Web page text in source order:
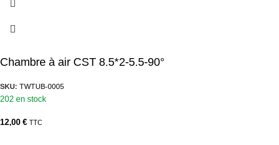
Chambre à air CST 8.5*2-5.5-90°
SKU: TWTUB-0005
202 en stock
12,00 € TTC